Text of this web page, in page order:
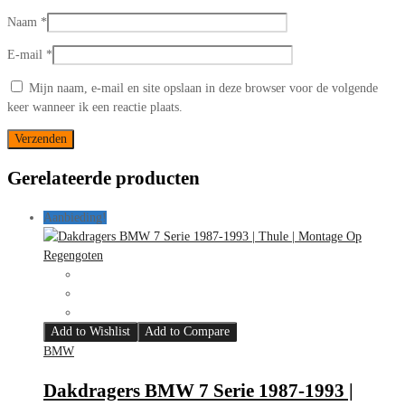
Naam *
E-mail *
Mijn naam, e-mail en site opslaan in deze browser voor de volgende
keer wanneer ik een reactie plaats.
Gerelateerde producten
Aanbieding!
Add to Wishlist
Add to Compare
BMW
Dakdragers BMW 7 Serie 1987-1993 |